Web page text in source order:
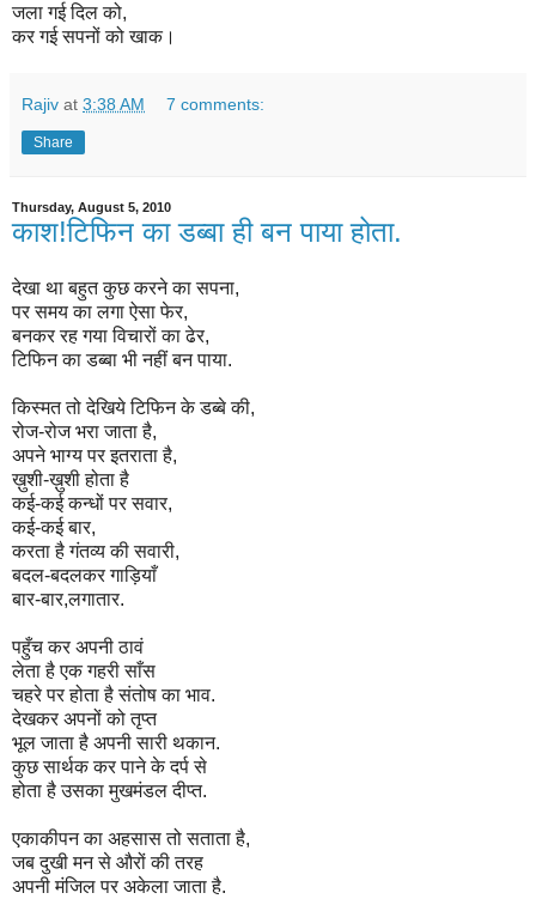
जला गई दिल को,
कर गई सपनों को खाक।
Rajiv at 3:38 AM 7 comments:
Share
Thursday, August 5, 2010
काश!टिफिन का डब्बा ही बन पाया होता.
देखा था बहुत कुछ करने का सपना,
पर समय का लगा ऐसा फेर,
बनकर रह गया विचारों का ढेर,
टिफिन का डब्बा भी नहीं बन पाया.
किस्मत तो देखिये टिफिन के डब्बे की,
रोज-रोज भरा जाता है,
अपने भाग्य पर इतराता है,
ख़ुशी-ख़ुशी होता है
कई-कई कन्धों पर सवार,
कई-कई बार,
करता है गंतव्य की सवारी,
बदल-बदलकर गाड़ियाँ
बार-बार,लगातार.
पहुँच कर अपनी ठावं
लेता है एक गहरी साँस
चहरे पर होता है संतोष का भाव.
देखकर अपनों को तृप्त
भूल जाता है अपनी सारी थकान.
कुछ सार्थक कर पाने के दर्प से
होता है उसका मुखमंडल दीप्त.
एकाकीपन का अहसास तो सताता है,
जब दुखी मन से औरों की तरह
अपनी मंजिल पर अकेला जाता है.